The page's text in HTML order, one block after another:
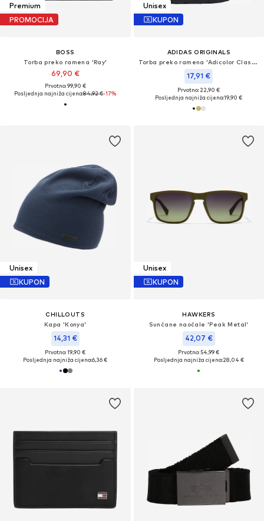
Premium
PROMOCIJA
BOSS
Torba preko ramena 'Ray'
69,90 €
Prvotno: 99,90 €
Posljednja najniža cijena:84,92 €-17%
Unisex
KUPON
ADIDAS ORIGINALS
Torba preko ramena 'Adicolor Classic Festival'
17,91 €
Prvotno: 22,90 €
Posljednja najniža cijena:19,90 €
Unisex
KUPON
CHILLOUTS
Kapa 'Konya'
14,31 €
Prvotno: 19,90 €
Posljednja najniža cijena:6,36 €
Unisex
KUPON
HAWKERS
Sunčane naočale 'Peak Metal'
42,07 €
Prvotno: 54,99 €
Posljednja najniža cijena:28,04 €